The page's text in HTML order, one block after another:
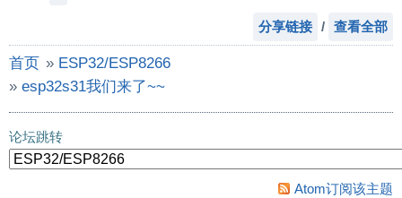
分享链接 / 查看全部
首页 » ESP32/ESP8266
» esp32s31我们来了~~
论坛跳转
Atom订阅该主题